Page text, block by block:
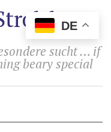
sucht … if
beary special
DE